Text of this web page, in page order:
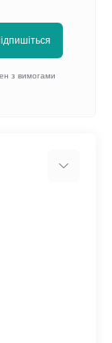
з вимогами